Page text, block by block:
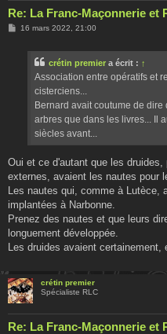
Re: La Franc-Maçonnerie et
M16 mars 2022, 21:00
crétin premier a écrit : ↑
Association entre opératifs et
cisterciens...
Bernard avait coutume de
arbres que dans les livres... Il
siècles avant...
Oui et ce d'autant que les
externes, avaient les nautes pour
Les nautes qui, comme à Lutèce,
implantées à Narbonne.
Prenez des nautes et que leurs
longuement développée.
Les druides avaient certainement,
crétin premier
Spécialiste RLC
Re: La Franc-Maçonnerie et